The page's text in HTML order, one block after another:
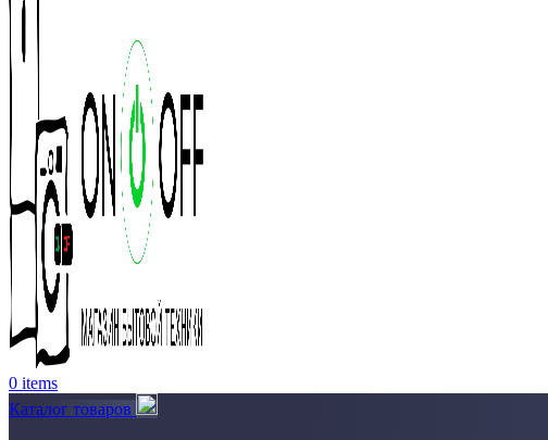
0 items
Каталог товаров